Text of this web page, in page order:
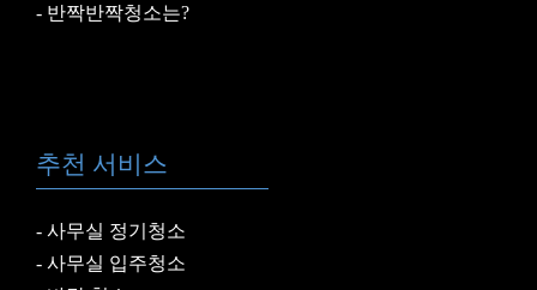
반짝반짝청소는?
추천 서비스
사무실 정기청소
사무실 입주청소